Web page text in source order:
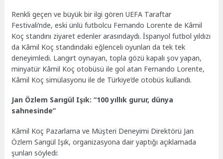
Renkli geçen ve büyük bir ilgi gören UEFA Taraftar
Festivali’nde, eski ünlü futbolcu Fernando Lorente de Kâmil
Koç standını ziyaret edenler arasındaydı. İspanyol futbol yıldızı
da Kâmil Koç standındaki eğlenceli oyunları da tek tek
deneyimledi. Langırt oynayan, topla gözü kapalı şov yapan,
minyatür Kâmil Koç otobüsü ile gol atan Fernando Lorente,
Kâmil Koç simülasyonu ile de Türkiye’de otobüs kullandı.
Jan Özlem Sarıgül Işık: “100 yıllık gurur, dünya
sahnesinde”
Kâmil Koç Pazarlama ve Müşteri Deneyimi Direktörü Jan
Özlem Sarıgül Işık, organizasyona dair yaptığı açıklamada
şunları söyledi: